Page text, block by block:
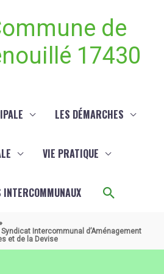
de
17430
LES DÉMARCHES
VIE PRATIQUE
Intercommunal d’Aménagement
et de la Devise